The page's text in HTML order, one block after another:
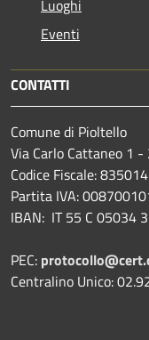
Luoghi
Eventi
CONTATTI
Comune di Pioltello
Via Carlo Cattaneo 1
Codice Fiscale:
Partita IVA:
IBAN: IT 55 C 05034
PEC:
Centralino Unico: